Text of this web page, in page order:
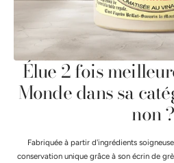
Élue 2 fois
Monde dans sa
non ?
Fabriquée à partir d'ingrédients
conservation unique grâce à son écrin de